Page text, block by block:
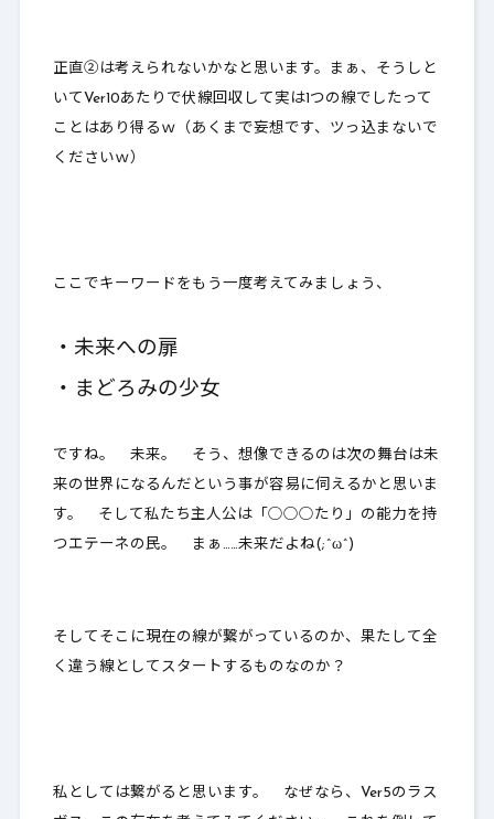
正直②は考えられないかなと思います。まぁ、そうしと
いてVer10あたりで伏線回収して実は1つの線でしたって
ことはあり得るｗ（あくまで妄想です、ツっ込まないで
くださいｗ）
ここでキーワードをもう一度考えてみましょう、
・未来への扉
・まどろみの少女
ですね。 未来。 そう、想像できるのは次の舞台は未
来の世界になるんだという事が容易に伺える かと思いま
す。 そして私たち主人公は「○○○たり」の能力を持
つエテーネの民。 まぁ……未来だよね(;^ω^)
そしてそこに現在の線が繋がっているのか、果たして全
く違う線としてスタートするものなのか？
私としては繋がると思います。 なぜなら、Ver5のラス